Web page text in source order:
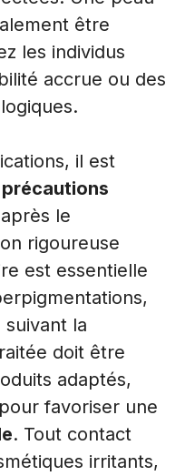
être
les individus
accrue ou des
il est
précautions
le
rigoureuse
est essentielle
la
doit être
adaptés,
favoriser une
. Tout contact
irritants,